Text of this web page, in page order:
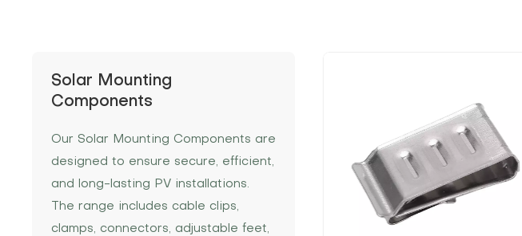
Solar Mounting
Components
Our Solar Mounting Components are
designed to ensure secure, efficient,
and long-lasting PV installations.
The range includes cable clips,
clamps, connectors, adjustable feet,